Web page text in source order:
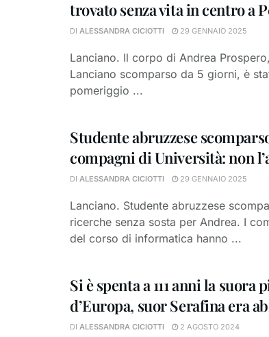
trovato senza vita in centro a
DI ALESSANDRA CICIOTTI 29 GENNAIO 2025
Lanciano. Il corpo di Andrea
Lanciano scomparso da 5 giorni, è
pomeriggio ...
Studente abruzzese
compagni di Università: non
DI ALESSANDRA CICIOTTI 29 GENNAIO 2025
Lanciano. Studente abruzzese
ricerche senza sosta per Andrea. I
del corso di informatica hanno ...
Si è spenta a 111 anni la suora
d’Europa, suor Serafina era
DI ALESSANDRA CICIOTTI 2 AGOSTO 2024